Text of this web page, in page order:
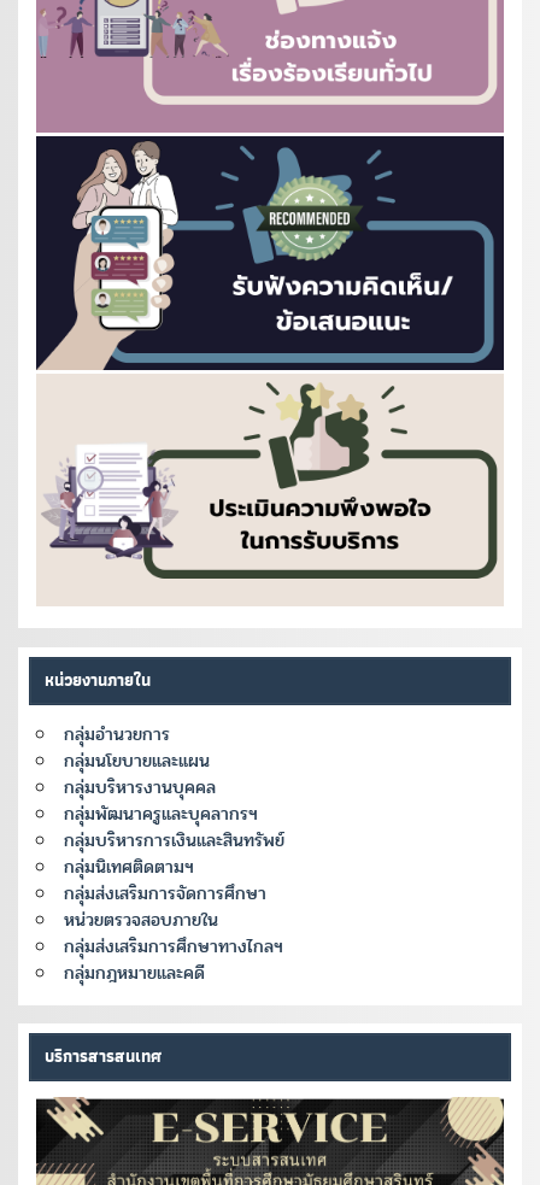
หน่วยงานภายใน
กลุ่มอำนวยการ
กลุ่มนโยบายและแผน
กลุ่มบริหารงานบุคคล
กลุ่มพัฒนาครูและบุคลากรฯ
กลุ่มบริหารการเงินและสินทรัพย์
กลุ่มนิเทศติดตามฯ
กลุ่มส่งเสริมการจัดการศึกษา
หน่วยตรวจสอบภายใน
กลุ่มส่งเสริมการศึกษาทางไกลฯ
กลุ่มกฎหมายและคดี
บริการสารสนเทศ